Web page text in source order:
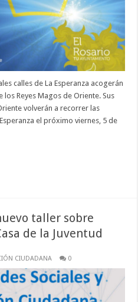
calles de La Esperanza acogerán
los Reyes Magos de Oriente. Sus
volverán a recorrer las
el próximo viernes, 5 de
taller sobre
de la Juventud
CIUDADANA 0